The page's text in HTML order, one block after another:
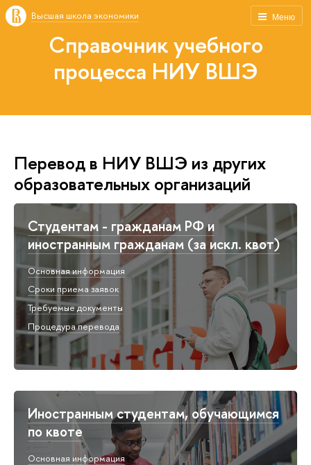
Меню
Высшая школа экономики
Справочник учебного
процесса НИУ ВШЭ
Перевод в НИУ ВШЭ из других
образовательных организаций
Студентам - гражданам РФ и
иностранным гражданам (за искл. квот)
Основная информация
Сроки приема заявок
Требуемые документы
Процедура перевода
Иностранным студентам, обучающимся
по квоте
Основная информация